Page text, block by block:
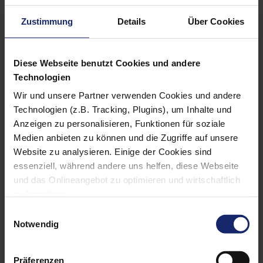
Zustimmung Details Über Cookies
Diese Webseite benutzt Cookies und andere
Technologien
Wir und unsere Partner verwenden Cookies und andere
Technologien (z.B. Tracking, Plugins), um Inhalte und
Anzeigen zu personalisieren, Funktionen für soziale
Medien anbieten zu können und die Zugriffe auf unsere
Website zu analysieren. Einige der Cookies sind
essenziell, während andere uns helfen, diese Webseite
und das Onlineangebot zu optimieren und wirtschaftlich
unserer Website an unsere Partner für soziale Medien,
Werbung und Analysen weiter. Unsere Partner führen
diese Informationen möglicherweise mit weiteren Daten
Notwendig
Präferenzen
foerderdata©
foerderdata© ist ein Service der febis
aktuellste Informationsquelle auf
ihrem Gebiet dar.
In foerderdata© werden alle
Förderprogramme aus den Bereichen
Bauen, Sanieren, der Haustechnik,
Erneuerbarer Energien und
nachhaltiger Mobilität erfasst. Dazu
zählen alle aktuellen
Förderprogramme von Bund, Ländern,
Energieversorgern.